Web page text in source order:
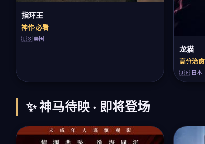
指环王
神作·必看
🇺🇸 美国
龙猫
高分治愈
🇯🇵 日本
✨ 神马待映 · 即将登场